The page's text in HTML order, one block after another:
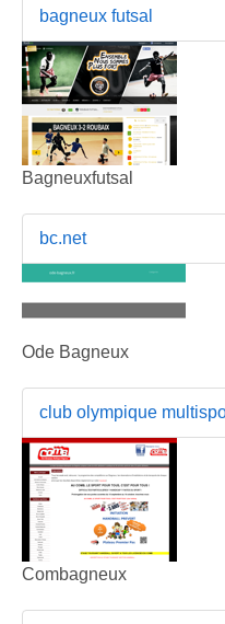
bagneux futsal
Bagneuxfutsal
bc.net
Ode Bagneux
club olympique
Combagneux